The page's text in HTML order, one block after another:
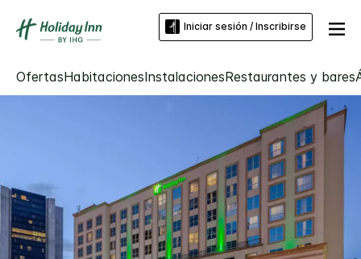
Iniciar sesión / Inscribirse
OfertasHabitacionesInstalacionesRestaurantes y bares